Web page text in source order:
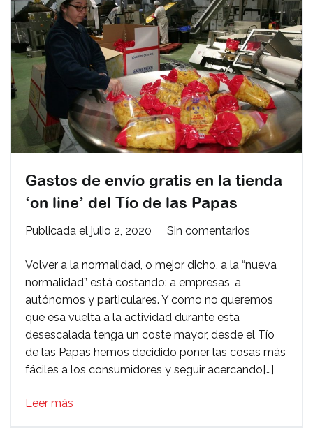
Gastos de envío gratis en la tienda
‘on line’ del Tío de las Papas
Publicada el julio 2, 2020 Sin comentariosen
de
gratis
la
tienda
‘on
Volver a la normalidad, o mejor dicho, a la “nueva
normalidad” está costando: a empresas, a
autónomos y particulares. Y como no queremos
que esa vuelta a la actividad durante esta
desescalada tenga un coste mayor, desde el Tío
de las Papas hemos decidido poner las cosas más
fáciles a los consumidores y seguir acercando[…]
Leer más